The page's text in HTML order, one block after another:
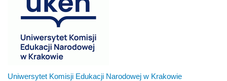
Uniwersytet Komisji Edukacji Narodowej w Krakowie